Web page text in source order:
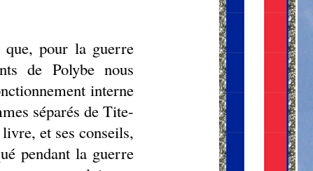
que, pour la guerre
de Polybe nous
interne
séparés de Tite-
et ses conseils,
pendant la guerre